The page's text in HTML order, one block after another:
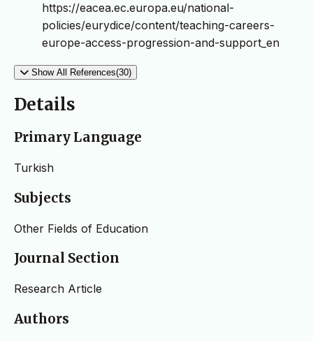
https://eacea.ec.europa.eu/national-
policies/eurydice/content/teaching-careers-
europe-access-progression-and-support_en
Show All References(30)
Details
Primary Language
Turkish
Subjects
Other Fields of Education
Journal Section
Research Article
Authors